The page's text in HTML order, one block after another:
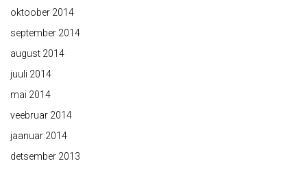
oktoober 2014
september 2014
august 2014
juuli 2014
mai 2014
veebruar 2014
jaanuar 2014
detsember 2013